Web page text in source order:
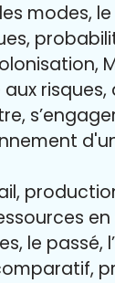
modes,
le passé,